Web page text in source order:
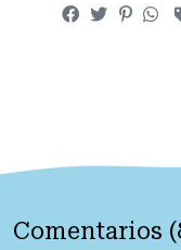
Comentarios (